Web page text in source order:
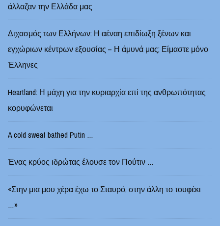
άλλαζαν την Ελλάδα μας
Διχασμός των Ελλήνων: Η αέναη επιδίωξη ξένων και
εγχώριων κέντρων εξουσίας – Η άμυνά μας; Είμαστε μόνο
Έλληνες
Heartland: Η μάχη για την κυριαρχία επί της ανθρωπότητας
κορυφώνεται
A cold sweat bathed Putin …
Ένας κρύος ιδρώτας έλουσε τον Πούτιν …
«Στην μια μου χέρα έχω το Σταυρό, στην άλλη το τουφέκι
…»